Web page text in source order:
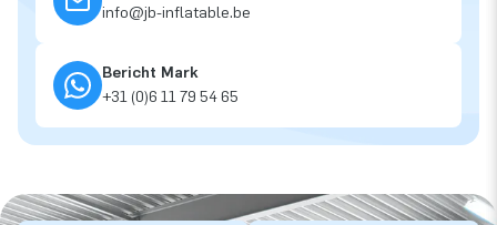
info@jb-inflatable.be
Bericht Mark
+31 (0)6 11 79 54 65